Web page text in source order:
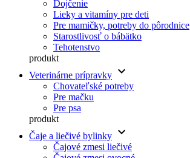
Dojčenie
Lieky a vitamíny pre deti
Pre mamičky, potreby do pôrodnice
Starostlivosť o bábätko
Tehotenstvo
produkt
Veterinárne prípravky keyboard_arrow_down
Chovateľské potreby
Pre mačku
Pre psa
produkt
Čaje a liečivé bylinky keyboard_arrow_down
Čajové zmesi liečivé